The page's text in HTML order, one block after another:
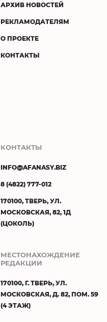
АРХИВ НОВОСТЕЙ
РЕКЛАМОДАТЕЛЯМ
О ПРОЕКТЕ
КОНТАКТЫ
КОНТАКТЫ
INFO@AFANASY.BIZ
8 (4822) 777-012
170100, ТВЕРЬ, УЛ.
МОСКОВСКАЯ, 82, 1Д
(ЦОКОЛЬ)
МЕСТОНАХОЖДЕНИЕ
РЕДАКЦИИ
170100, Г. ТВЕРЬ, УЛ.
МОСКОВСКАЯ, Д. 82, ПОМ. 59
(4 ЭТАЖ)